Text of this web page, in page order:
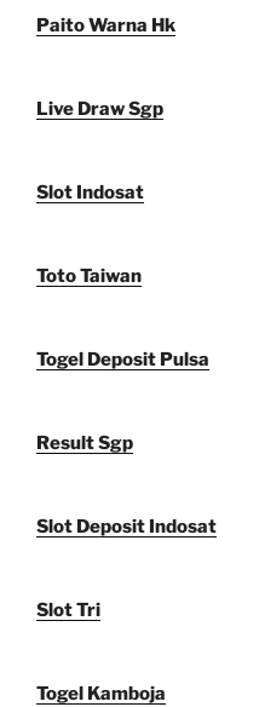
Paito Warna Hk
Live Draw Sgp
Slot Indosat
Toto Taiwan
Togel Deposit Pulsa
Result Sgp
Slot Deposit Indosat
Slot Tri
Togel Kamboja